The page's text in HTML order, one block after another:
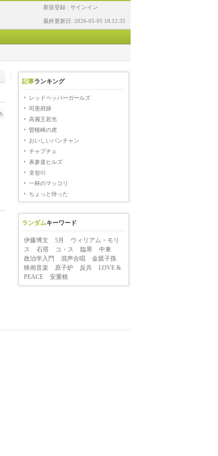
新規登録 サインイン
最終更新日: 2026-05-05 18:12:35
記事ランキング
レッドペッパーガールズ
司憲府跡
高麗王若光
曽根崎の虎
おいしいパンチャン
チャプチェ
表参道ヒルズ
호랑이
一杯のマッコリ
ちょっと待った
ランダムキーワード
伊藤博文 5月
ウィリアム・モリ
ス
石塔 コ・ス 臨界
中東
政治学入門
混声合唱
金親子孫
映画音楽
原子炉 反共
LOVE &
PEACE
安重根